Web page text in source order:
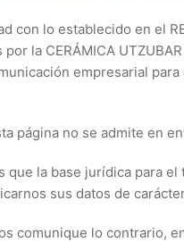
con lo establecido en el
la CERÁMICA
empresarial
página no se admite en
que la base jurídica para
sus datos de
comunique lo contrario,